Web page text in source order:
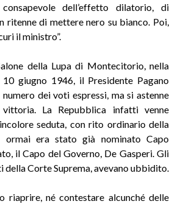
dell’effetto dilatorio, di
ritenne di mettere nero su bianco. Poi,
il ministro”.
della Lupa di Montecitorio, nella
10 giugno 1946, il Presidente Pagano
dei voti espressi, ma si astenne
La Repubblica infatti venne
seduta, con rito ordinario della
ormai era stato già nominato Capo
il Capo del Governo, De Gasperi. Gli
Corte Suprema, avevano ubbidito.
riaprire, né contestare alcunché delle